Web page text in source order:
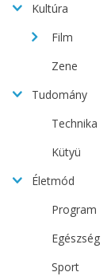
Kultúra
Film
Zene
Tudomány
Technika
Kütyü
Életmód
Program
Egészség
Sport